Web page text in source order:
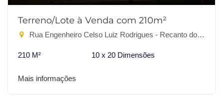
Terreno/Lote à Venda com 210m²
Rua Engenheiro Celso Luiz Rodrigues - Recanto do Bosque, Dourados-MS
210 M² 10 x 20 Dimensões
Mais informações